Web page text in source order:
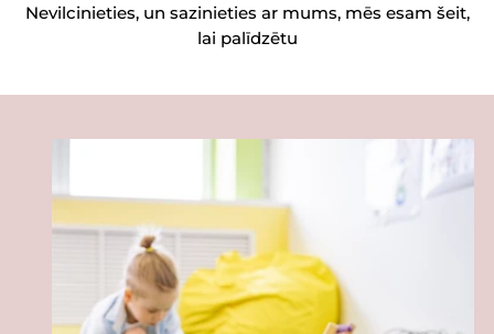
Nevilcinieties, un sazinieties ar mums, mēs esam šeit,
lai palīdzētu